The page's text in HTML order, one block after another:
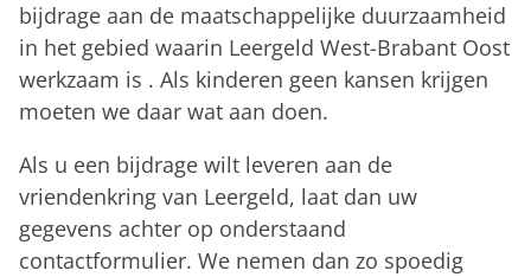
bijdrage aan de maatschappelijke duurzaamheid
in het gebied waarin Leergeld West-Brabant Oost
werkzaam is . Als kinderen geen kansen krijgen
moeten we daar wat aan doen.
Als u een bijdrage wilt leveren aan de
vriendenkring van Leergeld, laat dan uw
gegevens achter op onderstaand
contactformulier. We nemen dan zo spoedig